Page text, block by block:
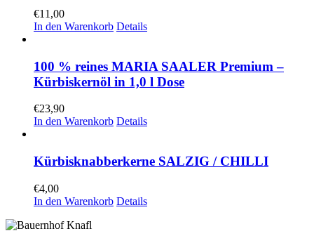
€11,00
In den Warenkorb Details
100 % reines MARIA SAALER Premium –
Kürbiskernöl in 1,0 l Dose
€23,90
In den Warenkorb Details
Kürbisknabberkerne SALZIG / CHILLI
€4,00
In den Warenkorb Details